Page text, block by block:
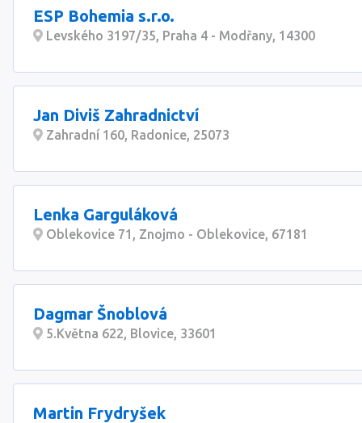
ESP Bohemia s.r.o.
Levského 3197/35, Praha 4 - Modřany, 14300
Jan Diviš Zahradnictví
Zahradní 160, Radonice, 25073
Lenka Garguláková
Oblekovice 71, Znojmo - Oblekovice, 67181
Dagmar Šnoblová
5.Května 622, Blovice, 33601
Martin Frydryšek